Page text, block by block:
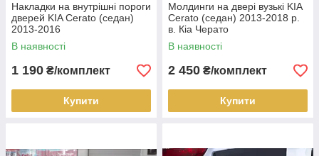
Накладки на внутрішні пороги
дверей KIA Cerato (седан)
2013-2016
В наявності
1 190 ₴/комплект
Купити
Молдинги на двері вузькі KIA
Cerato (седан) 2013-2018 р.
в. Кіа Черато
В наявності
2 450 ₴/комплект
Купити